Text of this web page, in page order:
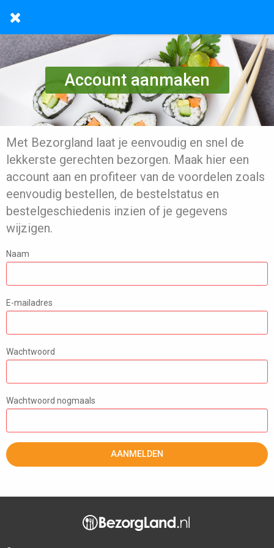
Account aanmaken
Met Bezorgland laat je eenvoudig en snel de
lekkerste gerechten bezorgen. Maak hier een
account aan en profiteer van de voordelen zoals
eenvoudig bestellen, de bestelstatus en
bestelgeschiedenis inzien of je gegevens
wijzigen.
Naam
E-mailadres
Wachtwoord
Wachtwoord nogmaals
AANMELDEN